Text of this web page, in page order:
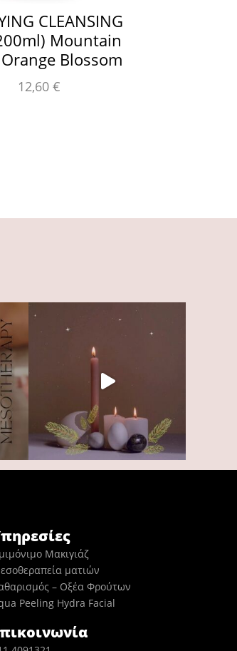
CLEANSING
Mountain
Blossom
12,60 €
Μακιγιάζ
ματιών
– Οξέα Φρούτων
Peeling Hydra Facial